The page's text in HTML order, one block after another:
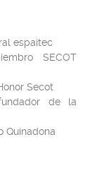
espaitec
SECOT
Secot
de la
Quinadona